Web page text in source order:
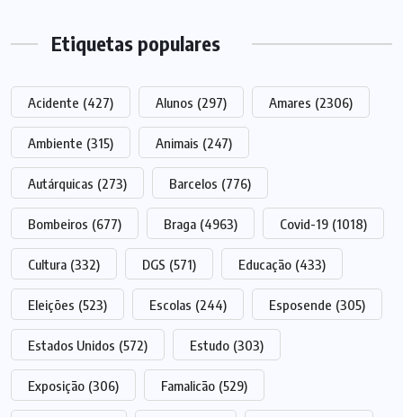
Etiquetas populares
Acidente (427) Alunos (297) Amares (2306)
Ambiente (315) Animais (247)
Autárquicas (273) Barcelos (776)
Bombeiros (677) Braga (4963) Covid-19 (1018)
Cultura (332) DGS (571) Educação (433)
Eleições (523) Escolas (244) Esposende (305)
Estados Unidos (572) Estudo (303)
Exposição (306) Famalicão (529)